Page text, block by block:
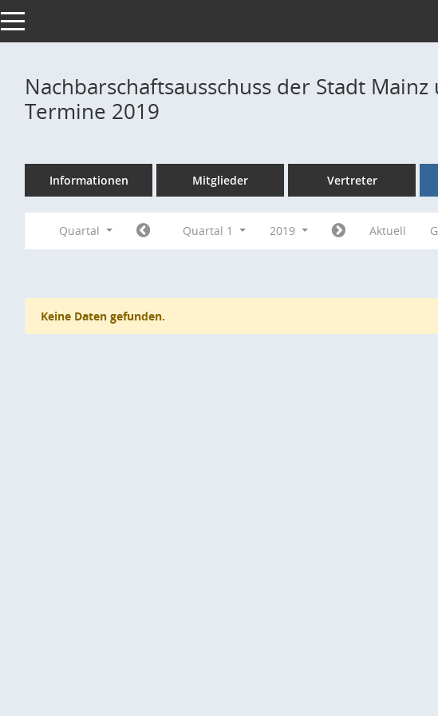
Toggle navigation
Nachbarschaftsausschuss der Stadt
Termine 2019
Informationen Mitglieder Vertreter
Quartal Quartal 1 2019 Aktuell
Keine Daten gefunden.